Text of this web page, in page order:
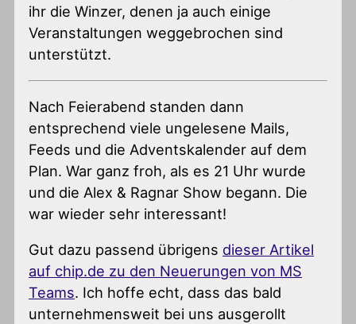
ihr die Winzer, denen ja auch einige
Veranstaltungen weggebrochen sind
unterstützt.
Nach Feierabend standen dann
entsprechend viele ungelesene Mails,
Feeds und die Adventskalender auf dem
Plan. War ganz froh, als es 21 Uhr wurde
und die Alex & Ragnar Show begann. Die
war wieder sehr interessant!
Gut dazu passend übrigens dieser Artikel
auf chip.de zu den Neuerungen von MS
Teams. Ich hoffe echt, dass das bald
unternehmensweit bei uns ausgerollt